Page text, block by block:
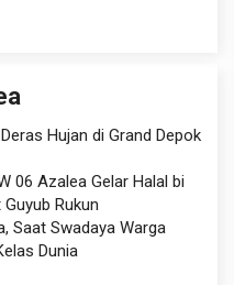
Hujan di Grand Depok
06 Azalea Gelar Halal bi
Rukun
Saat Swadaya Warga
Dunia